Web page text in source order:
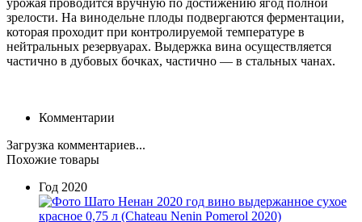
зрелости. На винодельне плоды подвергаются ферментации,
которая проходит при контролируемой температуре в
нейтральных резервуарах. Выдержка вина осуществляется
частично в дубовых бочках, частично — в стальных чанах.
Комментарии
Загрузка комментариев...
Похожие товары
Год 2020